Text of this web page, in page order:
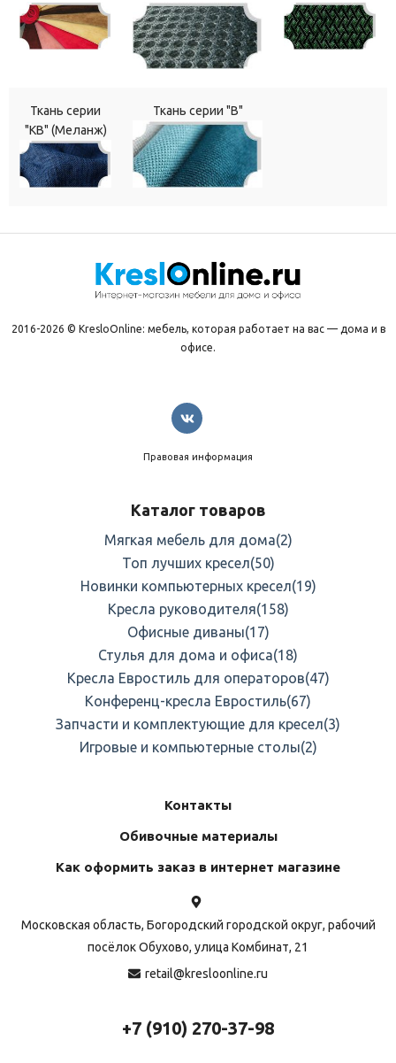
Ткань серии
"КВ" (Меланж)
Ткань серии "В"
2016-2026 © KresloOnline: мебель, которая работает на вас — дома и в
офисе.
Правовая информация
Каталог товаров
Мягкая мебель для дома(2)
Топ лучших кресел(50)
Новинки компьютерных кресел(19)
Кресла руководителя(158)
Офисные диваны(17)
Стулья для дома и офиса(18)
Кресла Евростиль для операторов(47)
Конференц-кресла Евростиль(67)
Запчасти и комплектующие для кресел(3)
Игровые и компьютерные столы(2)
Контакты
Обивочные материалы
Как оформить заказ в интернет магазине
Московская область, Богородский городской округ, рабочий
посёлок Обухово, улица Комбинат, 21
retail@kresloonline.ru
+7 (910) 270-37-98